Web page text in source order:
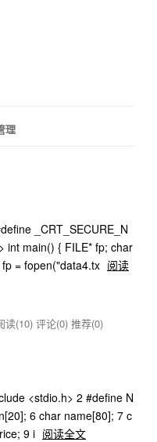
理
_CRT_SECURE_N
int main() { FILE* fp; char
= fopen("data4.tx 阅读
读(10) 评论(0) 推荐(0)
<stdio.h> 2 #define N
6 char name[80]; 7 c
9 i 阅读全文